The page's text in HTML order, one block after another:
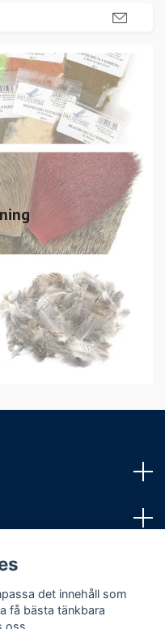
det innehåll som
få bästa tänkbara
oss.